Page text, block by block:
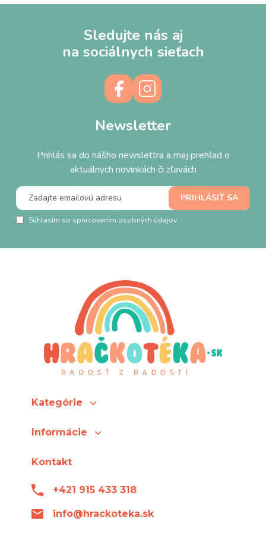
Sledujte nás aj
na sociálnych sieťach
Newsletter
Prihlás sa do nášho newslettra a maj prehľad o
aktuálnych novinkách či zľavách
Súhlasím so spracovaním osobných údajov
Kategórie
Informácie
Kontakt
+421 915 433 318
info@hrackoteka.sk